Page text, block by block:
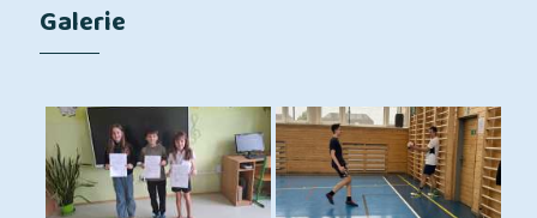
Galerie